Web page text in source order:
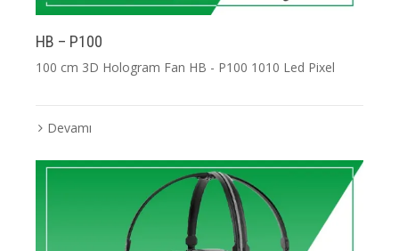
HB – P100
100 cm 3D Hologram Fan HB - P100 1010 Led Pixel
Devamı